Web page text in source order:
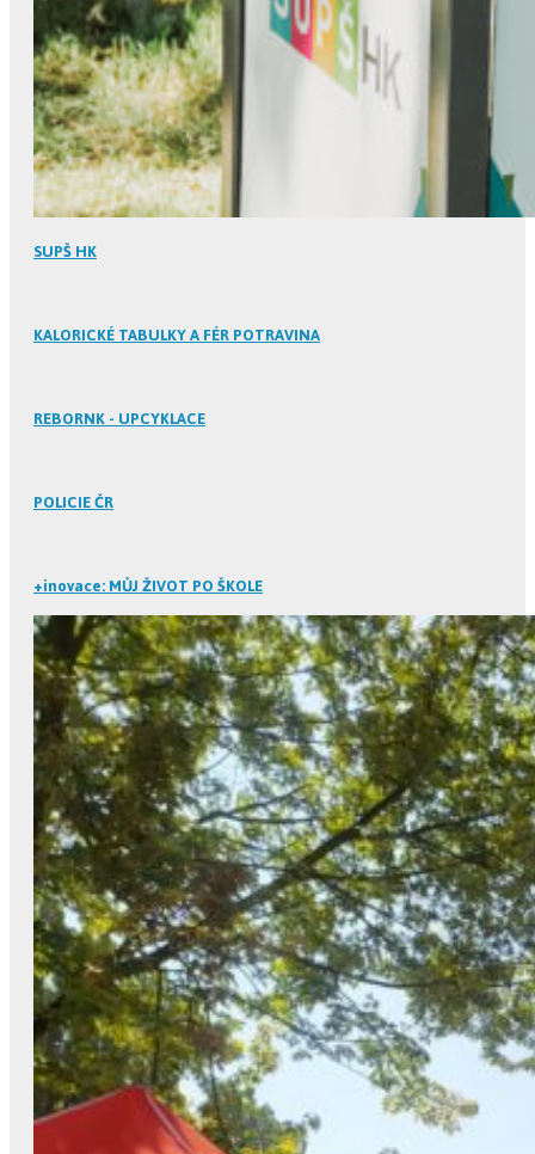
SUPŠ HK
KALORICKÉ TABULKY A FÉR POTRAVINA
REBORNK - UPCYKLACE
POLICIE ČR
+inovace: MŮJ ŽIVOT PO ŠKOLE